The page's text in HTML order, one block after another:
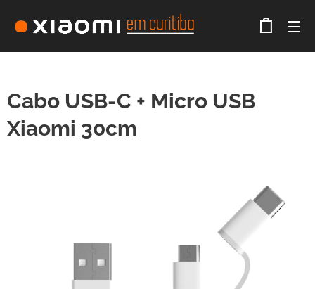
Cabo USB-C + Micro USB
Xiaomi 30cm